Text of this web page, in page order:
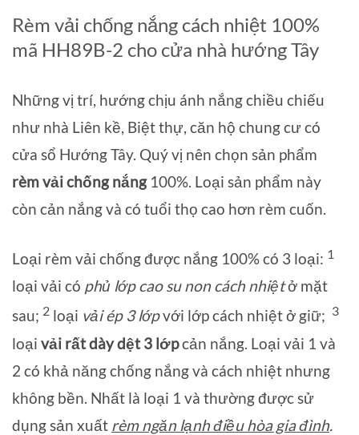
Rèm vải chống nắng cách nhiệt 100%
mã HH89B-2 cho cửa nhà hướng Tây
Những vị trí, hướng chịu ánh nắng chiều chiếu
như nhà Liên kề, Biệt thự, căn hộ chung cư có
cửa sổ Hướng Tây. Quý vị nên chọn sản phẩm
rèm vải chống nắng100%. Loại sản phẩm này
còn cản nắng và có tuổi thọ cao hơn rèm cuốn.
Loại rèm vải chống được nắng 100% có 3 loại: 1
loại vải có phủ lớp cao su non cách nhiệtở mặt
sau; 2 loại vải ép 3 lớpvới lớp cách nhiệt ở giữ; 3
loại vải rất dày dệt 3 lớpcản nắng. Loại vải 1 và
2 có khả năng chống nắng và cách nhiệt nhưng
không bền. Nhất là loại 1 và thường được sử
dụng sản xuất rèm ngăn lạnh điều hòa gia đình.